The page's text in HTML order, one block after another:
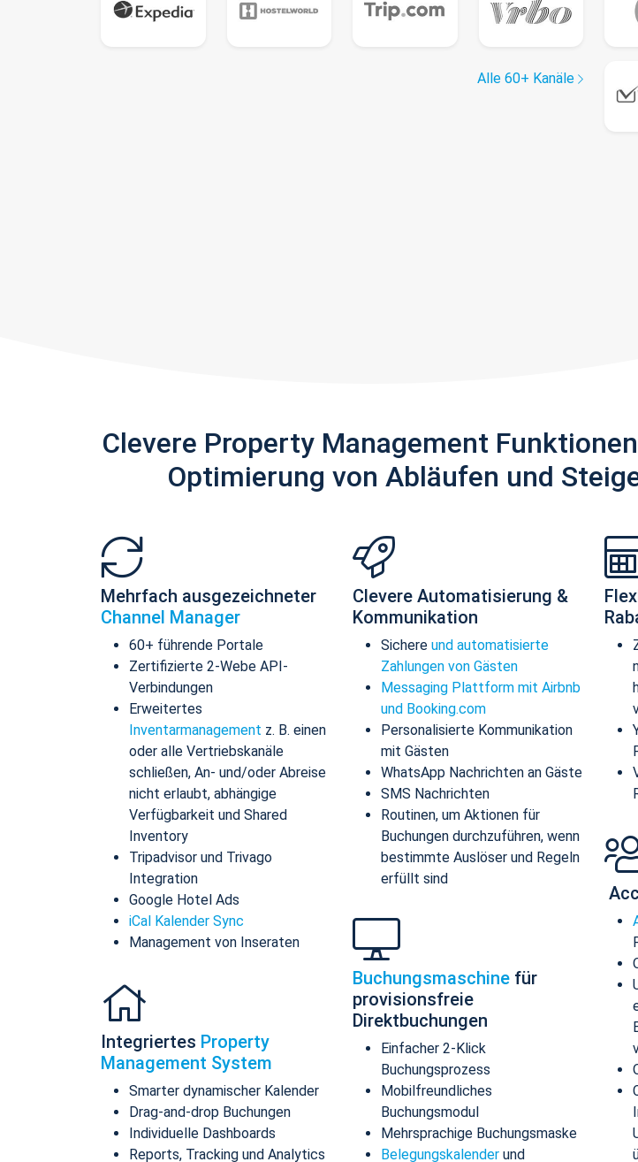
Alle 60+ Kanäle
Clevere Property Management
Optimierung von Abläufen und
Mehrfach ausgezeichneter
Channel Manager
60+ führende Portale
Zertifizierte 2-Webe API-
Verbindungen
Erweitertes
Inventarmanagement z. B. einen
oder alle Vertriebskanäle
schließen, An- und/oder Abreise
nicht erlaubt, abhängige
Verfügbarkeit und Shared
Inventory
Tripadvisor und Trivago
Integration
Google Hotel Ads
iCal Kalender Sync
Management von Inseraten
Integriertes Property
Management System
Smarter dynamischer Kalender
Drag-and-drop Buchungen
Individuelle Dashboards
Reports, Tracking und Analytics
Clevere Automatisierung &
Kommunikation
Sichere und automatisierte
Zahlungen von Gästen
Messaging Plattform mit Airbnb
und Booking.com
Personalisierte Kommunikation
mit Gästen
WhatsApp Nachrichten an Gäste
SMS Nachrichten
Routinen, um Aktionen für
Buchungen durchzuführen, wenn
bestimmte Auslöser und Regeln
erfüllt sind
Buchungsmaschine für
provisionsfreie
Direktbuchungen
Einfacher 2-Klick
Buchungsprozess
Mobilfreundliches
Buchungsmodul
Mehrsprachige Buchungsmaske
Belegungskalender und